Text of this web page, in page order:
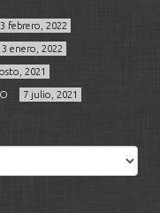
febrero, 2022
3 enero, 2022
2021
7 julio, 2021